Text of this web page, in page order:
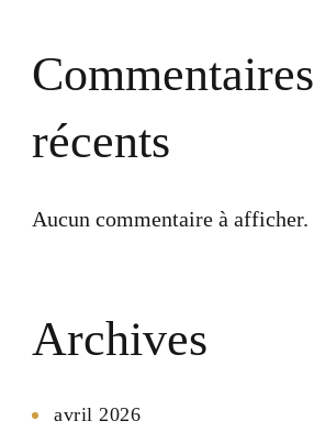
Commentaires
récents
Aucun commentaire à afficher.
Archives
avril 2026